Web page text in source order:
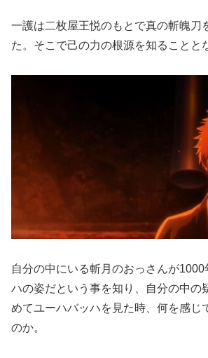
一護は二枚屋王悦のもとで真の斬魄刀
た。そこで己の力の根源を知ることと
自分の中にいる斬月のおっさんが1000
ハの姿だという事を知り、自分の中の
めてユーハバッハを見た時、何を感じ
のか。